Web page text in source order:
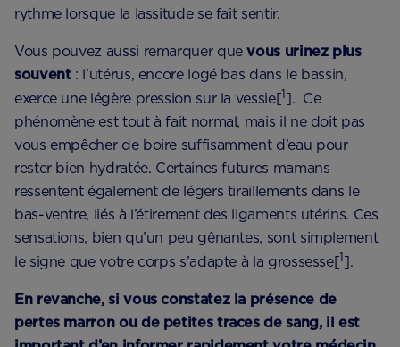
rythme lorsque la lassitude se fait sentir.
Vous pouvez aussi remarquer quevous urinez plus
souvent: l’utérus, encore logé bas dans le bassin,
exerce une légère pression sur la vessie[1]. Ce
phénomène est tout à fait normal, mais il ne doit pas
vous empêcher de boire suffisamment d’eau pour
rester bien hydratée. Certaines futures mamans
ressentent également de légers tiraillements dans le
bas-ventre, liés à l’étirement des ligaments utérins. Ces
sensations, bien qu’un peu gênantes, sont simplement
le signe que votre corps s’adapte à la grossesse[1].
En revanche, si vous constatez la présence de
pertes marron ou de petites traces de sang, il est